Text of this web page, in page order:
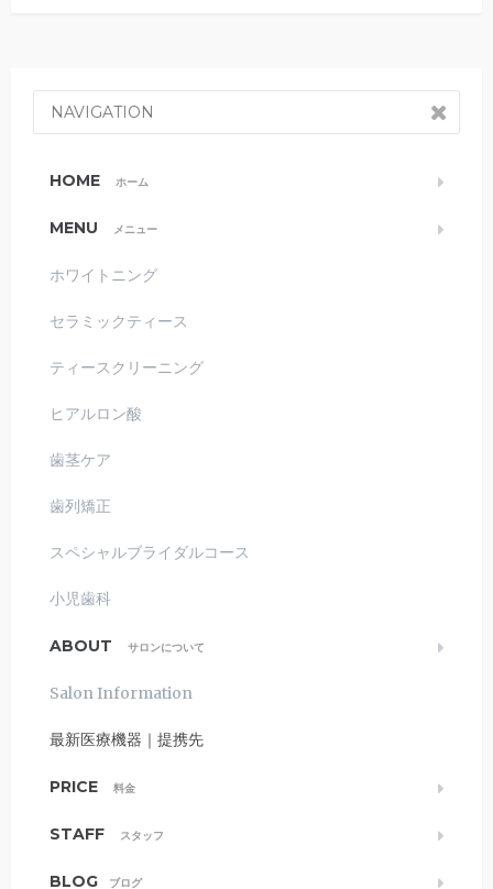
NAVIGATION
HOME ホーム
MENU メニュー
ホワイトニング
セラミックティース
ティースクリーニング
ヒアルロン酸
歯茎ケア
歯列矯正
スペシャルブライダルコース
小児歯科
ABOUT サロンについて
Salon Information
最新医療機器｜提携先
PRICE 料金
STAFF スタッフ
BLOG ブログ